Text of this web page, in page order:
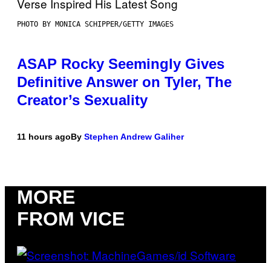
PHOTO BY MONICA SCHIPPER/GETTY IMAGES
ASAP Rocky Seemingly Gives
Definitive Answer on Tyler, The
Creator’s Sexuality
11 hours agoBy Stephen Andrew Galiher
MORE
FROM VICE